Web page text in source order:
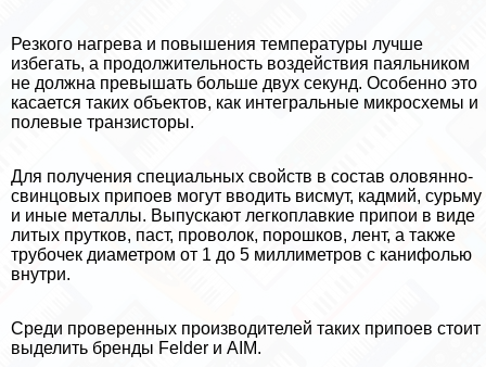
Резкого нагрева и повышения температуры лучше
избегать, а продолжительность воздействия паяльником
не должна превышать больше двух секунд. Особенно это
касается таких объектов, как интегральные микросхемы и
полевые транзисторы.
Для получения специальных свойств в состав оловянно-
свинцовых припоев могут вводить висмут, кадмий, сурьму
и иные металлы. Выпускают легкоплавкие припои в виде
литых прутков, паст, проволок, порошков, лент, а также
трубочек диаметром от 1 до 5 миллиметров с канифолью
внутри.
Среди проверенных производителей таких припоев стоит
выделить бренды Felder и AIM.